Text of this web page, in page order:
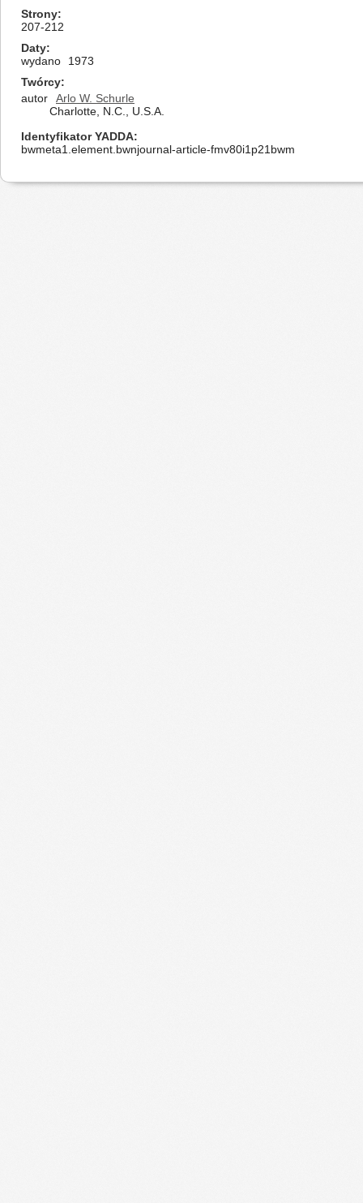
Strony
207-212
Daty
wydano
1973
Twórcy
autor
Arlo W. Schurle
Charlotte, N.C., U.S.A.
Identyfikator YADDA
bwmeta1.element.bwnjournal-article-fmv80i1p21bwm